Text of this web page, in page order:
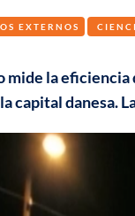
EXTERNOS
mide la eficiencia
capital danesa.